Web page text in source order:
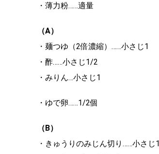
・薄力粉……適量
（A）
・麺つゆ（2倍濃縮）……小さじ1
・酢……小さじ1/2
・みりん…小さじ1
・ゆで卵……1/2個
（B）
・きゅうりのみじん切り……小さじ1